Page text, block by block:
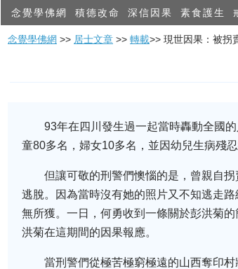
念覺學佛網 積德改命 深信因果 素食護生
念覺學佛網 >> 居士文章 >> 轉載>> 現世因果：被拐
93年在四川發生過一起當時轟動全國
童80多名，婦女10多名，並因幼兒生病殘
但讓可敬的刑警們懊惱的是，曾親自
逃脫。因為當時沒有她的照片又不知逃走
無所獲。一日，何勇收到一條關於彭洪菊
洪菊在這期間的因果報應。
當刑警們從極苦極窮極遠的山西奪印